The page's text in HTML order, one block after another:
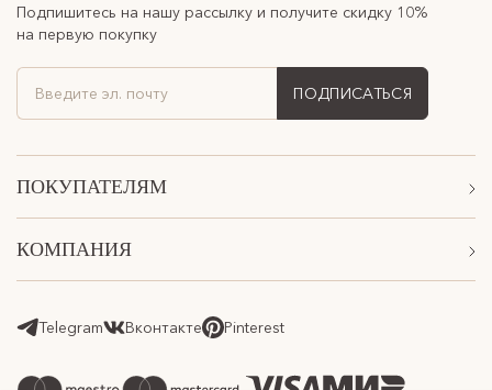
ПОКУПАТЕЛЯМ
Акции
Подарочные сертификаты
Оплата
КОМПАНИЯ
О Нас
Магазины
Подпишитесь на нашу рассылку и получите скидку 10%
на первую покупку
ПОДПИСАТЬСЯ
Telegram Вконтакте Pinterest